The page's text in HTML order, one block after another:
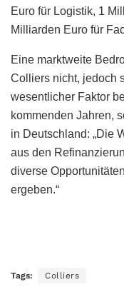
Euro für Logistik, 1
Milliarden Euro für
Eine marktweite
Colliers nicht, jedoch
wesentlicher Faktor
kommenden Jahren,
in Deutschland: „Die
aus den
diverse
ergeben.“
Tags: Colliers